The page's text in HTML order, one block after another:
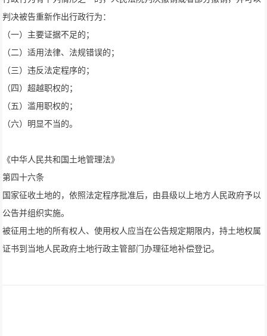
判决被告重新作出行政行为：
（一）主要证据不足的；
（二）适用法律、法规错误的；
（三）违反法定程序的；
（四）超越职权的；
（五）滥用职权的；
（六）明显不当的。
《中华人民共和国土地管理法》
第四十六条
国家征收土地的，依照法定程序批准后，由县级以上地方人民政府予以
公告并组织实施。
被征用土地的所有权人、使用权人应当在公告规定期限内，持土地权属
证书到当地人民政府土地行政主管部门办理征地补偿登记。